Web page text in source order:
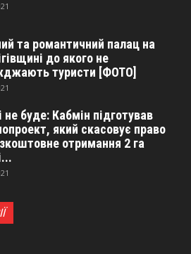
та романтичний палац на
до якого не
туристи [ФОТО]
не буде: Кабмін підготував
який скасовує право
отримання 2 га